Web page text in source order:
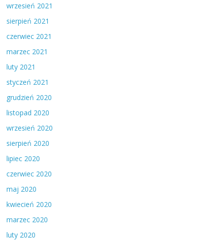
wrzesień 2021
sierpień 2021
czerwiec 2021
marzec 2021
luty 2021
styczeń 2021
grudzień 2020
listopad 2020
wrzesień 2020
sierpień 2020
lipiec 2020
czerwiec 2020
maj 2020
kwiecień 2020
marzec 2020
luty 2020